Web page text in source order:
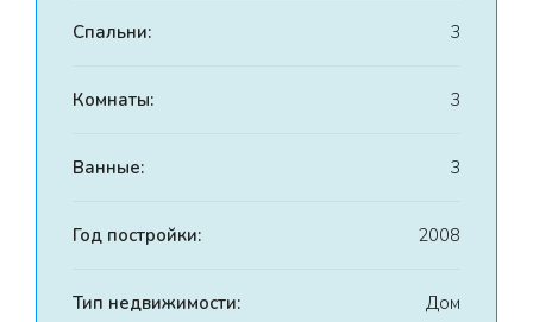
Спальни: 3
Комнаты: 3
Ванные: 3
Год постройки: 2008
Тип недвижимости: Дом